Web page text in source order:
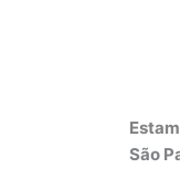
São